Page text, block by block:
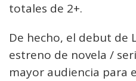
totales de 2+.
De hecho, el debut de
estreno de novela /
mayor audiencia para